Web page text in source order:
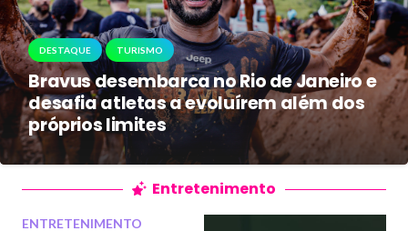
DESTAQUE TURISMO
Bravus desembarca no Rio de Janeiro e
desafia atletas a evoluírem além dos
próprios limites
Entretenimento
ENTRETENIMENTO